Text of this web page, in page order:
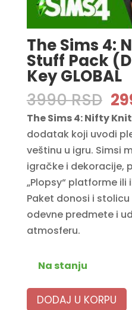
The Sims 4:
Stuff Pack
Key GLOBAL
3990RSD
The Sims 4: Nifty
dodatak koji uvodi
veštinu u igru. Simsi
igračke i dekoracije,
„Plopsy“ platforme
Paket donosi i
odevne predmete i
atmosferu.
Na stanju
DODAJ U KORPU